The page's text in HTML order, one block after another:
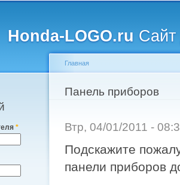
Honda-LOGO.ru Сайт
*
Вы здесь
Главная
Панель приборов
Втр, 04/01/2011 -
Подскажите
панели приборов